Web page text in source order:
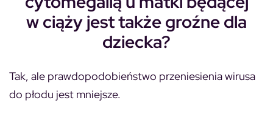
w ciąży jest także groźne dla
dziecka?
Tak, ale prawdopodobieństwo przeniesienia wirusa
do płodu jest mniejsze.